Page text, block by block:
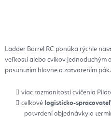
Ladder Barrel RC ponúka rýchle
veľkostí alebo cvikov jednoduchým
posunutím hlavne a zatvorením pák.
viac rozmanitosti cvičenia
celkové logisticko-
potvrdení objednávky a